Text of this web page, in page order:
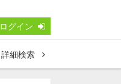
ログイン
詳細検索